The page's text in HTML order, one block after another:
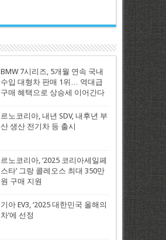
BMW 7시리즈, 5개월 연속 국내
수입 대형차 판매 1위… 역대급
구매 혜택으로 상승세 이어간다
르노코리아, 내년 SDV, 내후년 부
산 생산 전기차 등 출시
르노코리아, ‘2025 코리아세일페
스타’ 그랑 콜레오스 최대 350만
원 구매 지원
기아 EV3, ‘2025 대한민국 올해의
차’에 선정